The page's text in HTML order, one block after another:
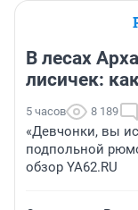
В лесах
лисичек:
5 часов 8 189
«Девчонки, вы
подпольной
обзор YA62.RU